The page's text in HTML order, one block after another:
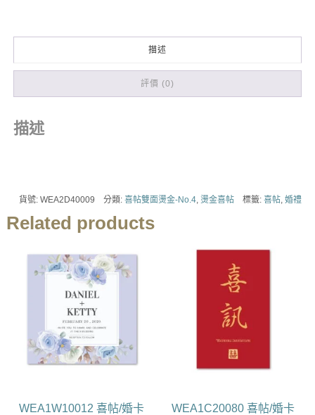
描述
評價 (0)
描述
貨號:WEA2D40009 分類:喜帖雙面燙金-No.4 ,燙金喜帖 標籤:喜帖 ,婚禮
Related products
WEA1W10012 喜帖/婚卡
WEA1C20080 喜帖/婚卡